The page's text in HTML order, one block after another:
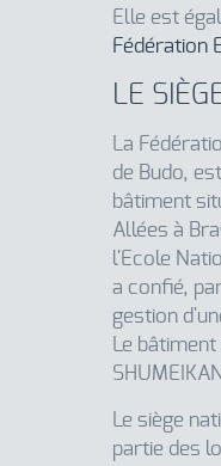
Elle est
Fédération
LE
La
de Budo,
bâtiment
Allées à
l'Ecole
a confié,
gestion
Le
SHUMEIKAN.
Le siège
partie des